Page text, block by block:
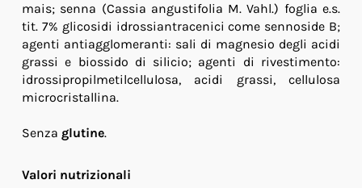
mais; senna (Cassia angustifolia M. Vahl.) foglia e.s.
tit. 7% glicosidi idrossiantracenici come sennoside B;
agenti antiagglomeranti: sali di magnesio degli acidi
grassi e biossido di silicio; agenti di rivestimento:
idrossipropilmetilcellulosa, acidi grassi, cellulosa
microcristallina.
Senza glutine.
Valori nutrizionali